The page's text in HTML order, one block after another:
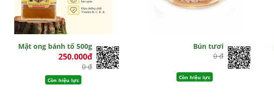
Mật ong bánh tổ 500g
250.000đ
0 đ
Còn hiệu lực
Bún tươi
0 đ
Còn hiệu lực